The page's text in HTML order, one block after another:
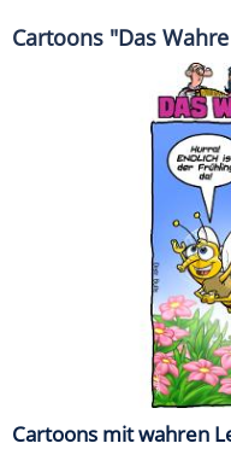
Cartoons "Das
Cartoons mit wahren